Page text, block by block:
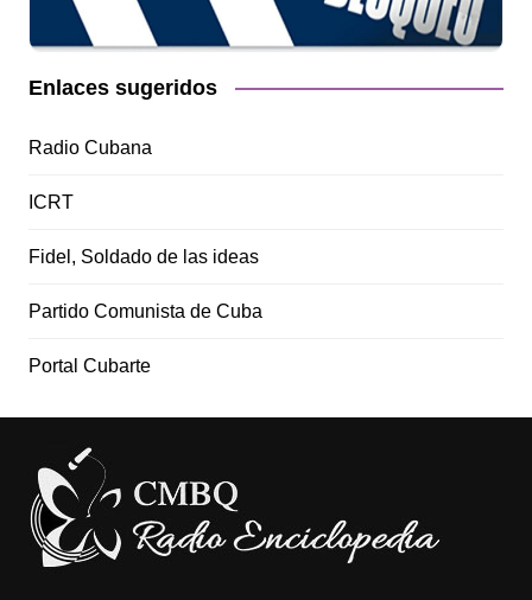
Enlaces sugeridos
Radio Cubana
ICRT
Fidel, Soldado de las ideas
Partido Comunista de Cuba
Portal Cubarte